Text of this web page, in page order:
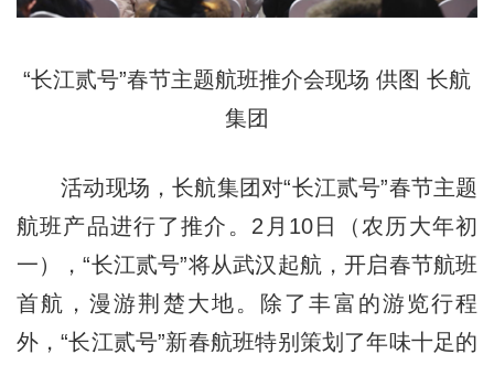
“长江贰号”春节主题航班推介会现场 供图 长航
集团
活动现场，长航集团对“长江贰号”春节主题
航班产品进行了推介。2月10日（农历大年初
一），“长江贰号”将从武汉起航，开启春节航班
首航，漫游荆楚大地。除了丰富的游览行程
外，“长江贰号”新春航班特别策划了年味十足的